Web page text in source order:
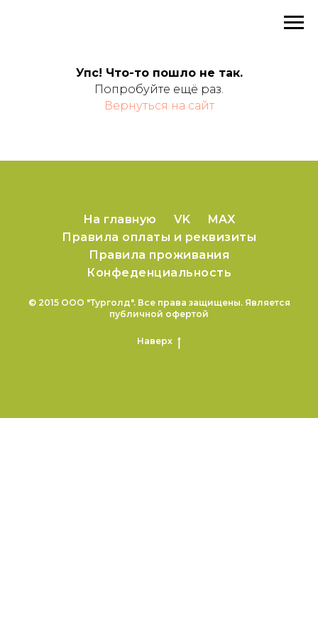
Упс! Что-то пошло не так.
Попробуйте ещё раз.
Вернуться на сайт
На главную VK
MAX
Правила оплаты и реквизиты
Правила проживания
Конфеденциальность
© 2015 ООО "Турголд". Все права защищены. Является
публичной офертой
Наверх